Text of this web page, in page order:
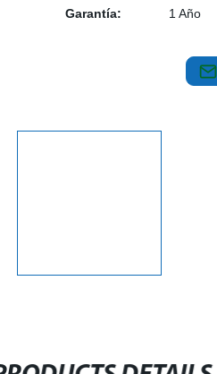
Garantía:
1 Año